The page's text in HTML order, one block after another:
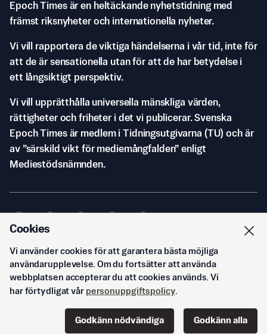
Epoch Times är en heltäckande nyhetstidning med
främst riksnyheter och internationella nyheter.
Vi vill rapportera de viktiga händelserna i vår tid, inte för
att de är sensationella utan för att de har betydelse i
ett långsiktigt perspektiv.
Vi vill upprätthålla universella mänskliga värden,
rättigheter och friheter i det vi publicerar. Svenska
Epoch Times är medlem i Tidningsutgivarna (TU) och är
av ”särskild vikt för mediemångfalden” enligt
Mediestödsnämnden.
© Svenska Epoch Times AB2026
Cookies
Vi använder cookies för att garantera bästa möjliga
användarupplevelse. Om du fortsätter att använda
webbplatsen accepterar du att cookies används. Vi
har förtydligat vår personuppgiftspolicy.
Godkänn nödvändiga Godkänn alla